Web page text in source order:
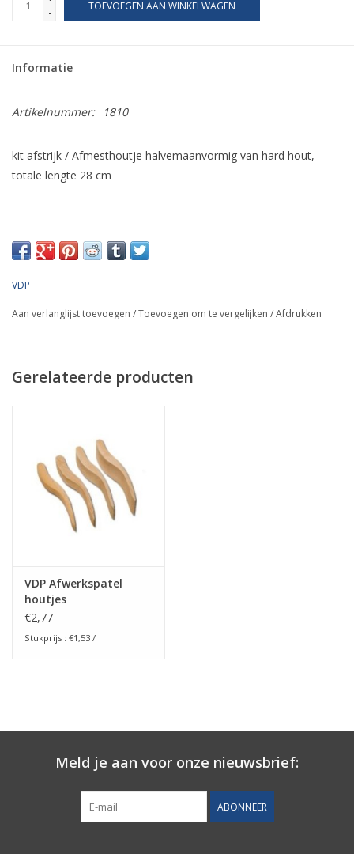
-
TOEVOEGEN AAN WINKELWAGEN
Informatie
Artikelnummer: 1810
kit afstrijk / Afmesthoutje halvemaanvormig van hard hout,
totale lengte 28 cm
VDP
Aan verlanglijst toevoegen /Toevoegen om te vergelijken /Afdrukken
Gerelateerde producten
VDP Afwerkspatel
houtjes
€2,77
Stukprijs : €1,53 /
Meld je aan voor onze nieuwsbrief:
ABONNEER